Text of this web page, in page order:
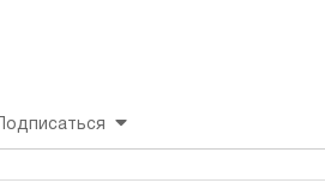
Подписаться